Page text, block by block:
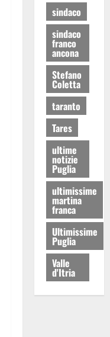
sindaco
sindaco
franco
ancona
Stefano
Coletta
taranto
Tares
ultime
notizie
Puglia
ultimissime
martina
franca
Ultimissime
Puglia
Valle
d'Itria